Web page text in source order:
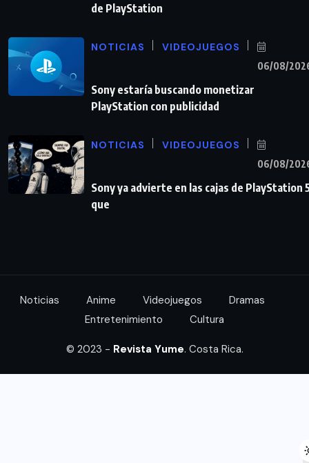
de PlayStation
NOTICIAS VIDEOJUEGOS
06/08/
Sony estaría buscando monetizar
PlayStation con publicidad
NOTICIAS VIDEOJUEGOS
06/08/
Sony ya advierte en las cajas de PlayStation
que
Noticias Anime Videojuegos
Dramas
Entretenimiento
Cultura
© 2023 - Revista Yume. Costa Rica.